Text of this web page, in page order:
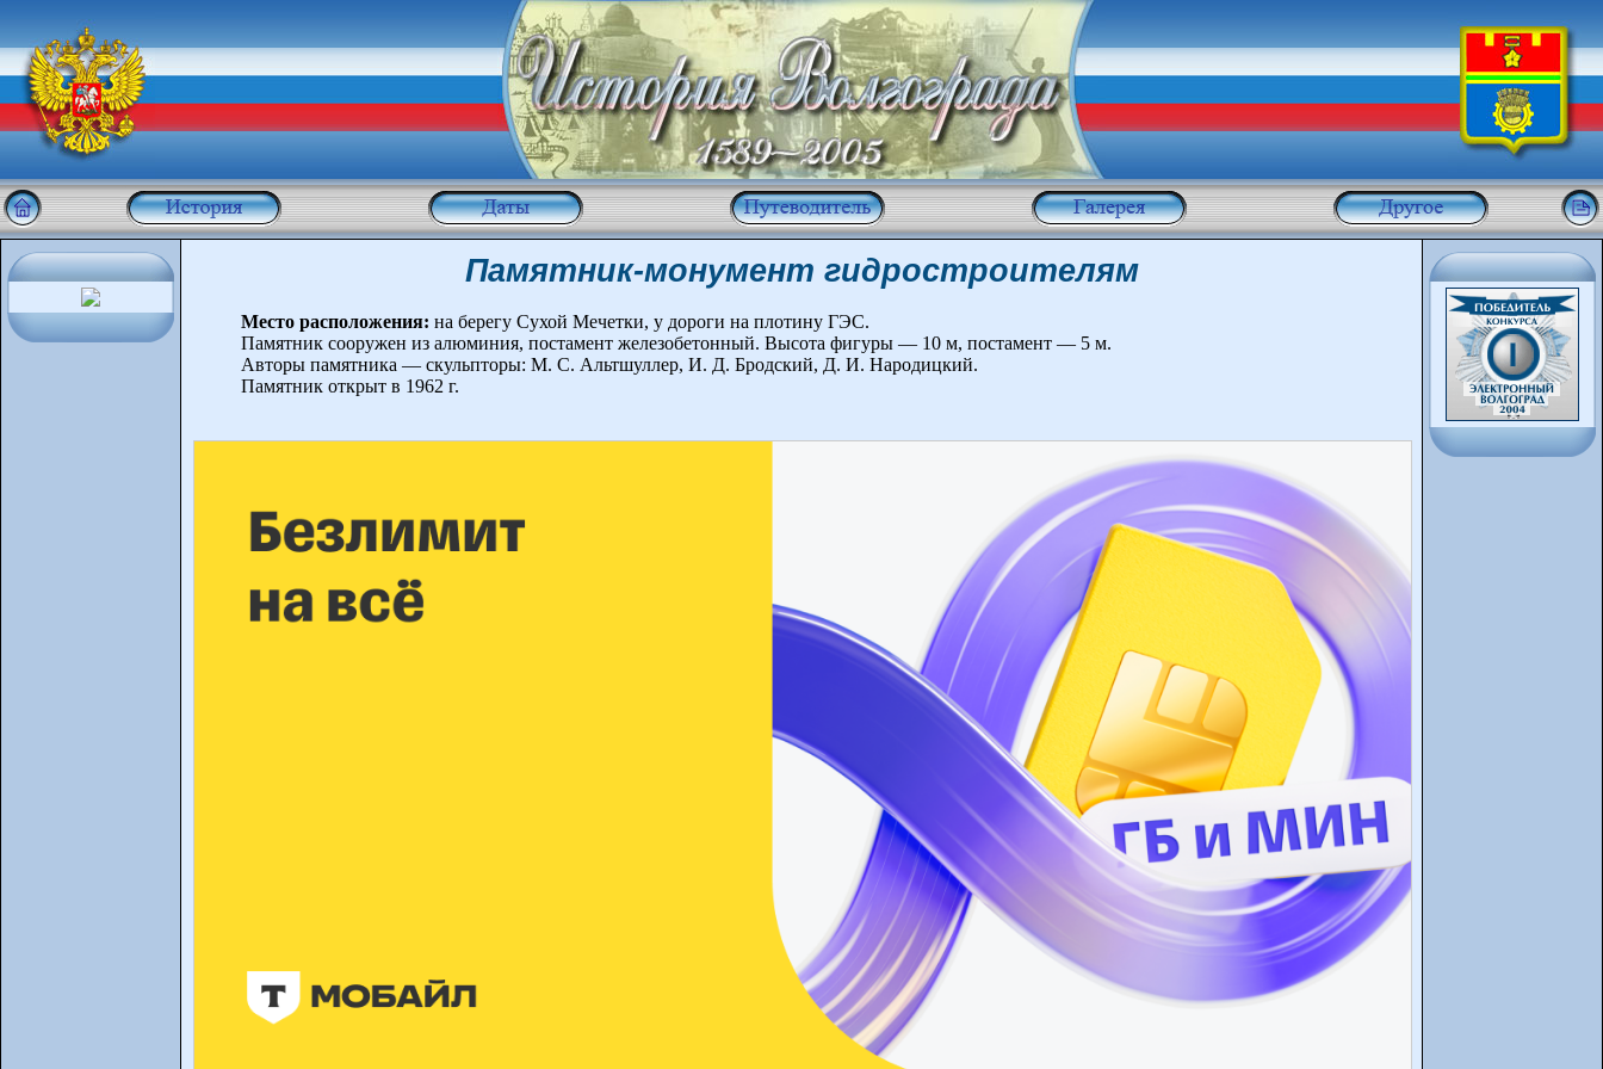
Памятник-монумент гидростроителям
Место расположения: на берегу Сухой Мечетки, у дороги на плотину ГЭС.
Памятник сооружен из алюминия, постамент железобетонный. Высота фигуры — 10 м, постамент — 5 м.
Авторы памятника — скульпторы: М. С. Альтшуллер, И. Д. Бродский, Д. И. Народицкий.
Памятник открыт в 1962 г.